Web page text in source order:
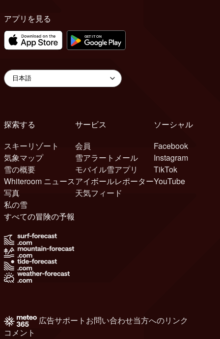
アプリを見る
探索する
スキーリゾート
気象マップ
雪の概要
Whiteroom ニュース
写真
私の雪
サービス
会員
雪アラートメール
モバイル雪アプリ
アイボールレポーター
天気フィード
ソーシャル
Facebook
Instagram
TikTok
YouTube
すべての冒険の予報
広告サポート お問い合わせ当方へのリンク
コメント